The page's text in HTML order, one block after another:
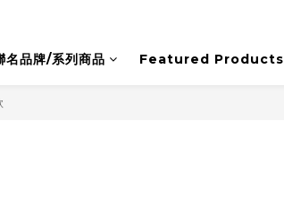
名品牌/系列商品 Featured Products